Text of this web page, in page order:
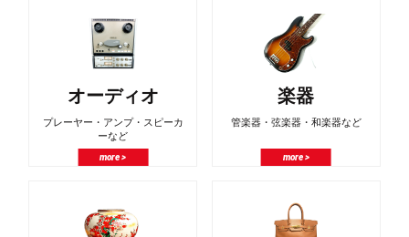
オーディオ
プレーヤー・アンプ・スピーカ
ーなど
more >
楽器
管楽器・弦楽器・和楽器など
more >